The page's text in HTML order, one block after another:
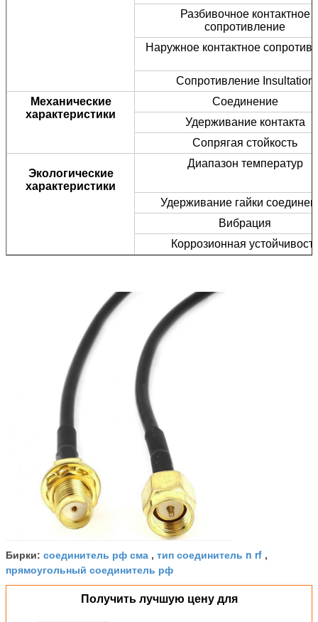
Разбивочное контактное
сопротивление
Наружное контактное
Сопротивление Insultation
Механические
характеристики
Соединение
Удерживание контакта
Сопрягая стойкость
Экологические
характеристики
Диапазон температур
Удерживание гайки
Вибрация
Коррозионная
Бирки: соединитель рф сма , тип соединитель n rf ,
прямоугольный соединитель рф
Получить лучшую цену для